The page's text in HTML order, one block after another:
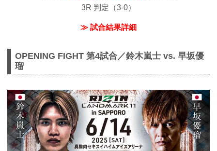
3R 判定（3-0）
≫ 試合結果詳細
OPENING FIGHT 第4試合／鈴木嵐士 vs. 早坂優
瑠